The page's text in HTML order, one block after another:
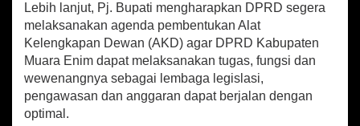
E
k
s
e
k
u
t
Lebih lanjut, Pj. Bupati mengharapkan DPRD segera
melaksanakan agenda pembentukan Alat
Kelengkapan Dewan (AKD) agar DPRD Kabupaten
Muara Enim dapat melaksanakan tugas, fungsi dan
wewenangnya sebagai lembaga legislasi,
pengawasan dan anggaran dapat berjalan dengan
optimal.